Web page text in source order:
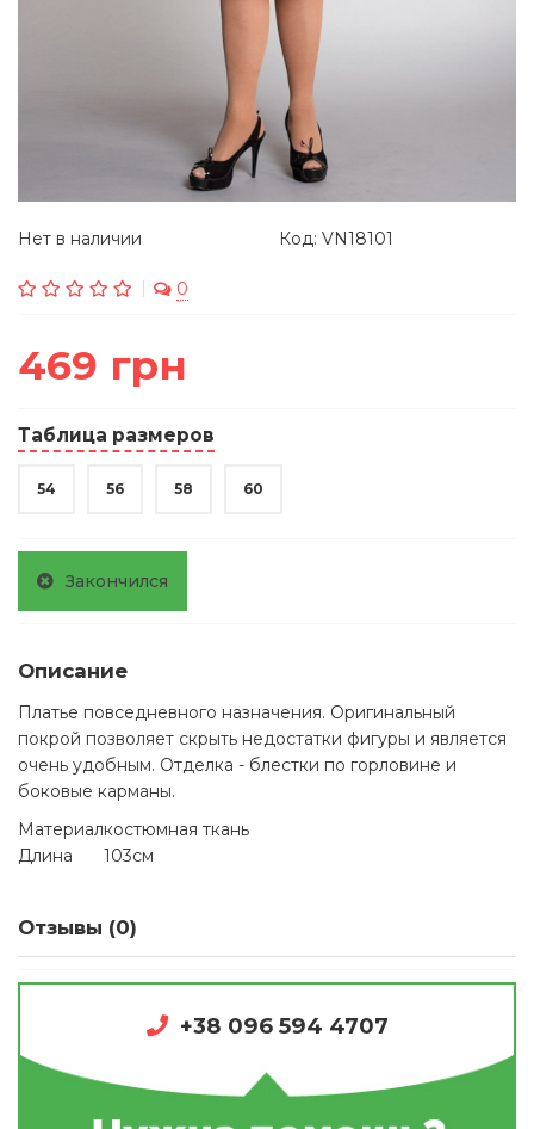
Нет в наличии Код: VN18101
0
469 грн
Таблица размеров
54 56 58 60
Закончился
Описание
Платье повседневного назначения. Оригинальный
покрой позволяет скрыть недостатки фигуры и является
очень удобным. Отделка - блестки по горловине и
боковые карманы.
Материалкостюмная ткань
Длина
103см
Отзывы (0)
+38 096 594 4707